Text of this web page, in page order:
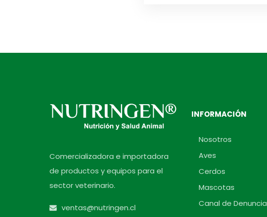
Comercializadora e importadora
de productos y equipos para el
sector veterinario.
ventas@nutringen.cl
INFORMACIÓN
Nosotros
Aves
Cerdos
Mascotas
Canal de Denuncia